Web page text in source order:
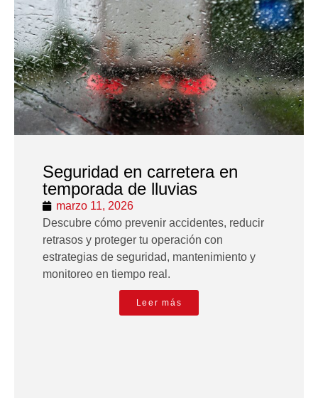
Seguridad en carretera en
temporada de lluvias
marzo 11, 2026
Descubre cómo prevenir accidentes, reducir
retrasos y proteger tu operación con
estrategias de seguridad, mantenimiento y
monitoreo en tiempo real.
Leer más